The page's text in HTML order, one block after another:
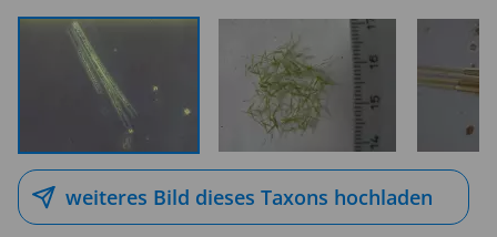
weiteres Bild dieses Taxons hochladen